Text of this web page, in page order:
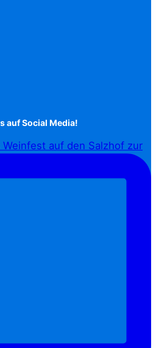
auf Social Media!
auf den Salzhof zur